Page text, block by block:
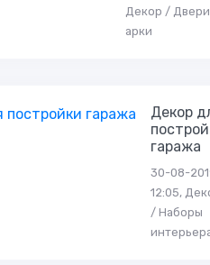
Декор /
арки
Декор
гаража
30-08-
12:05,
/ Наборы